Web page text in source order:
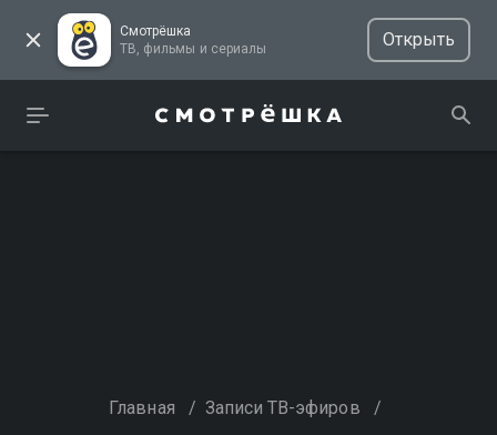
Смотрёшка
ТВ, фильмы и сериалы
Открыть
Главная / Записи ТВ-эфиров /